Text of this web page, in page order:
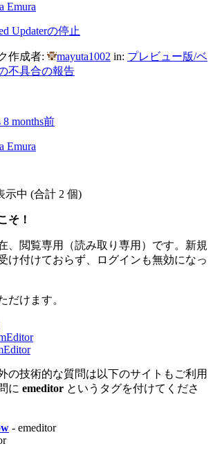
Emura
Updaterの停止
作成者: mayuta1002 in: プレビュー版/ベ
不具合の報告
8 months前
Emura
示中 (合計 2 個)
そ！
、閲覧専用（読み取り専用）です。新規
け付けておらず、ログインも無効になっ
だけます。
の技術的な質問は以下のサイトもご利用
に emeditor というタグを付けてくださ
- emeditor